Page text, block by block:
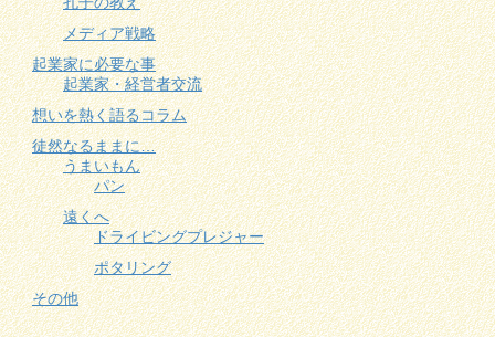
メディア戦略
起業家に必要な事
起業家・経営者交流
想いを熱く語るコラム
徒然なるままに…
うまいもん
パン
遠くへ
ドライビングプレジャー
ポタリング
その他